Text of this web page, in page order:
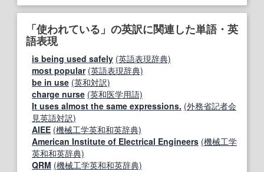
「使われている」の英訳に関連した単語・英
語表現
is being used safely (英語表現辞典)
most popular (英語表現辞典)
be in use (英和対訳)
charge nurse (英和医学用語)
It uses almost the same expressions. (外務省記者会
見英語対訳)
AIEE (機械工学英和和英辞典)
American Institute of Electrical Engineers (機械工学
英和和英辞典)
QRM (機械工学英和和英辞典)